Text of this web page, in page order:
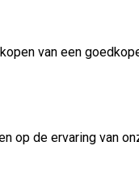
van een
op de ervaring van